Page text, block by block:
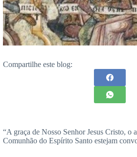
Compartilhe este blog:
“A graça de Nosso Senhor Jesus Cristo, o
Comunhão do Espírito Santo estejam